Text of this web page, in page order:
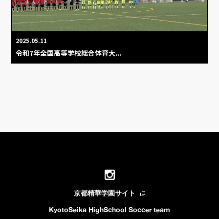
2025.05.11
令和7年全国高等学校総合体育大...
KyotoSeika HighSchool Soccer team
京都精華学園サイト